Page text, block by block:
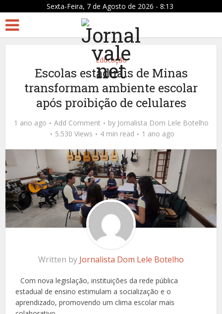
Sexta-Feira, 7 de Agosto de 2026 - 8:13
Educação
Escolas estaduais de Minas
transformam ambiente escolar
após proibição de celulares
1 ano ago Add Comment by Jornalista Dom Lele Botelho
5.530 Views
4 min read 1 ano ago
Written by Jornalista Dom Lele Botelho
Com nova legislação, instituições da rede pública
estadual de ensino estimulam a socialização e o
aprendizado, promovendo um clima escolar mais